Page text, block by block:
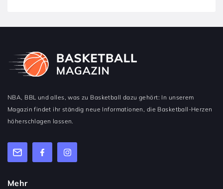
NBA, BBL und alles, was zu Basketball dazu gehört: In unserem
Magazin findet ihr ständig neue Informationen, die Basketball-Herzen
höherschlagen lassen.
Mehr